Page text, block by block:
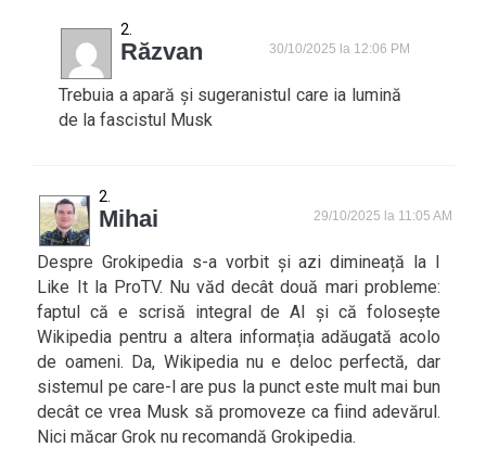
Răzvan 30/10/2025 la 12:06 PM
Trebuia a apară și sugeranistul care ia lumină
de la fascistul Musk
Mihai 29/10/2025 la 11:05 AM
Despre Grokipedia s-a vorbit și azi dimineață la I
Like It la ProTV. Nu văd decât două mari probleme:
faptul că e scrisă integral de AI și că folosește
Wikipedia pentru a altera informația adăugată acolo
de oameni. Da, Wikipedia nu e deloc perfectă, dar
sistemul pe care-l are pus la punct este mult mai bun
decât ce vrea Musk să promoveze ca fiind adevărul.
Nici măcar Grok nu recomandă Grokipedia.